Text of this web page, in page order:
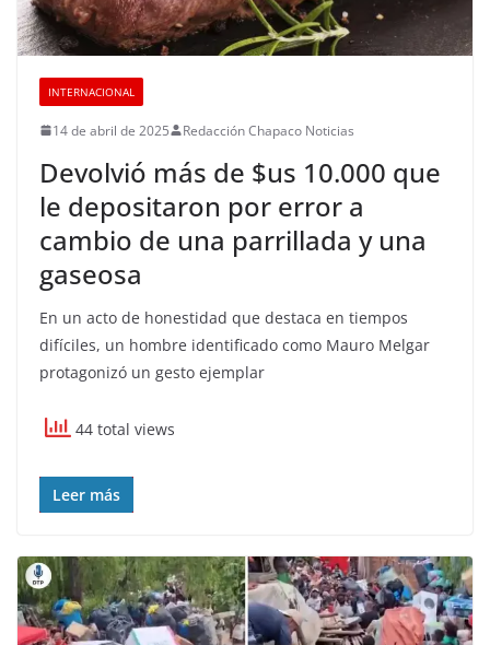
INTERNACIONAL
14 de abril de 2025 Redacción Chapaco Noticias
Devolvió más de $us 10.000 que
le depositaron por error a
cambio de una parrillada y una
gaseosa
En un acto de honestidad que destaca en tiempos
difíciles, un hombre identificado como Mauro Melgar
protagonizó un gesto ejemplar
44 total views
Leer más